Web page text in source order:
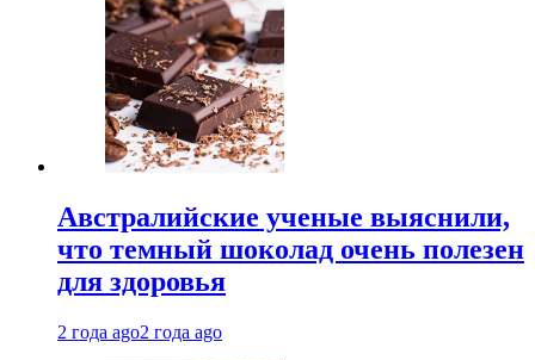
Австралийские ученые выяснили,
что темный шоколад очень полезен
для здоровья
2 года ago2 года ago